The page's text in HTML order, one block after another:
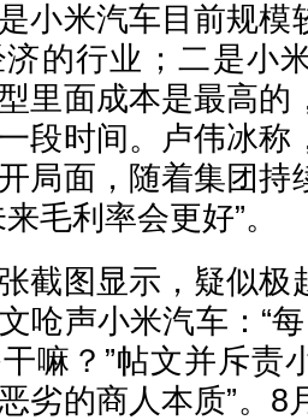
小米汽车目前规模
的行业；二是小
里面成本是最高的
段时间。卢伟冰称
局面，随着集团持
毛利率会更好”。
截图显示，疑似极
呛声小米汽车：“
嘛？”帖文并斥责
劣的商人本质”。